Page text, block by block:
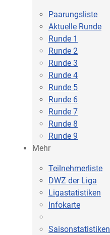
Paarungsliste
Aktuelle Runde
Runde 1
Runde 2
Runde 3
Runde 4
Runde 5
Runde 6
Runde 7
Runde 8
Runde 9
Mehr
Teilnehmerliste
DWZ der Liga
Ligastatistiken
Infokarte
Saisonstatistiken